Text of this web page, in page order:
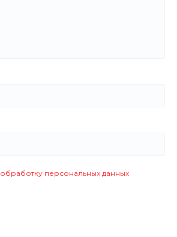
обработку персональных данных